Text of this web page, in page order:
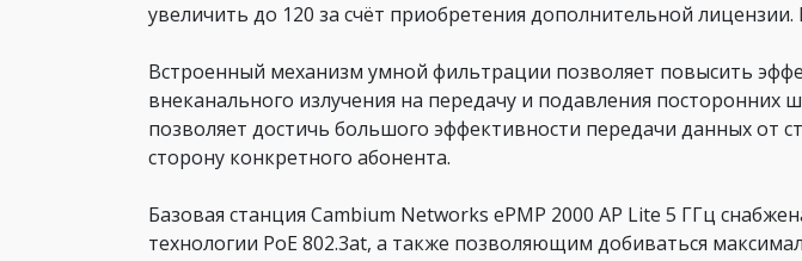
увеличить до 120 за счёт приобретения дополнительной
Встроенный механизм умной фильтрации позволяет повысить
внеканального излучения на передачу и подавления
позволяет достичь большого эффективности передачи данных от
сторону конкретного абонента.
Базовая станция Cambium Networks ePMP 2000 AP Lite 5 ГГц
технологии PoE 802.3at, а также позволяющим добиваться